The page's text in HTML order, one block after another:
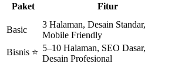
Paket Fitur
Basic
3 Halaman, Desain Standar,
Mobile Friendly
Bisnis ⭐ 5–10 Halaman, SEO Dasar,
Desain Profesional